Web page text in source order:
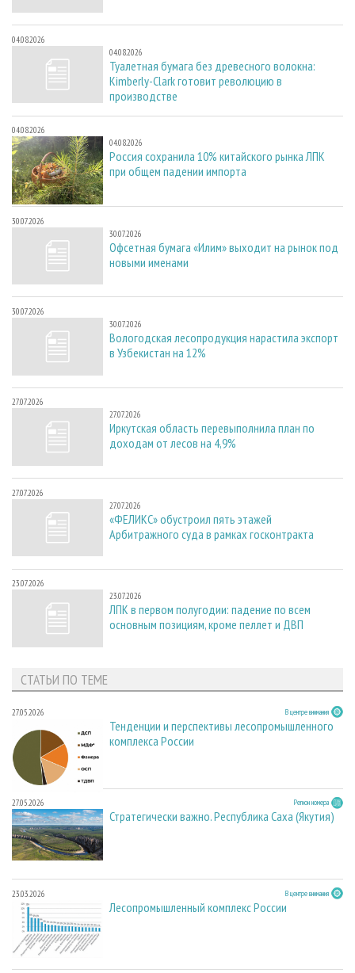
04.08.2026
04.08.2026
Туалетная бумага без древесного волокна:
Kimberly-Clark готовит революцию в
производстве
04.08.2026
04.08.2026
Россия сохранила 10% китайского рынка ЛПК
при общем падении импорта
30.07.2026
30.07.2026
Офсетная бумага «Илим» выходит на рынок под
новыми именами
30.07.2026
30.07.2026
Вологодская лесопродукция нарастила экспорт
в Узбекистан на 12%
27.07.2026
27.07.2026
Иркутская область перевыполнила план по
доходам от лесов на 4,9%
27.07.2026
27.07.2026
«ФЕЛИКС» обустроил пять этажей
Арбитражного суда в рамках госконтракта
23.07.2026
23.07.2026
ЛПК в первом полугодии: падение по всем
основным позициям, кроме пеллет и ДВП
СТАТЬИ ПО ТЕМЕ
27.05.2026 В центре внимания
Тенденции и перспективы лесопромышленного
комплекса России
27.05.2026 Регион номера
Стратегически важно. Республика Саха (Якутия)
23.03.2026 В центре внимания
Лесопромышленный комплекс России